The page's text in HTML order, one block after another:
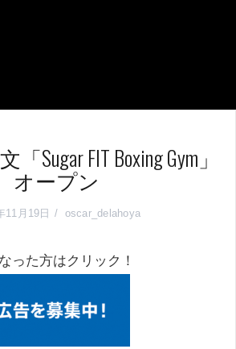
Sugar FIT Boxing Gym」
オープン
11月19日 oscar_delahoya
った方はクリック！